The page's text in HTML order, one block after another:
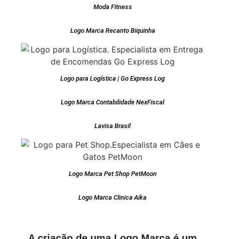
Moda Fitness
Logo Marca Recanto Biquinha
Logo para Logística | Go Express Log
Logo Marca Contabilidade NexFiscal
Lavisa Brasil
Logo Marca Pet Shop PetMoon
Logo Marca Clinica Aika